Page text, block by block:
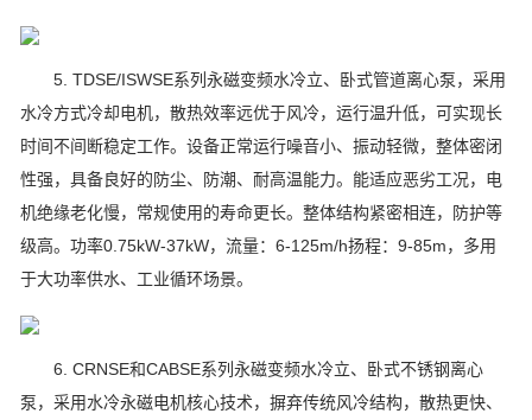
5. TDSE/ISWSE系列永磁变频水冷立、卧式管道离心泵，采用
水冷方式冷却电机，散热效率远优于风冷，运行温升低，可实现长
时间不间断稳定工作。设备正常运行噪音小、振动轻微，整体密闭
性强，具备良好的防尘、防潮、耐高温能力。能适应恶劣工况，电
机绝缘老化慢，常规使用的寿命更长。整体结构紧密相连，防护等
级高。功率0.75kW-37kW，流量：6-125m/h扬程：9-85m，多用
于大功率供水、工业循环场景。
6. CRNSE和CABSE系列永磁变频水冷立、卧式不锈钢离心
泵，采用水冷永磁电机核心技术，摒弃传统风冷结构，散热更快、